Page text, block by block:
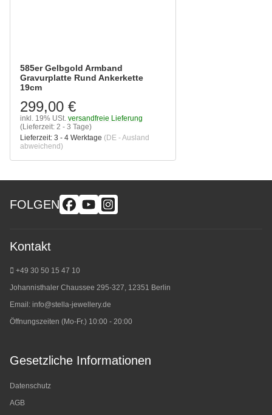
585er Gelbgold Armband
Gravurplatte Rund Ankerkette
19cm
299,00 €
inkl. 19% USt. versandfreie Lieferung
(Lieferzeit: 2 - 3 Tage)
Lieferzeit: 3 - 4 Werktage (DE - Ausland
abweichend)
FOLGEN
Kontakt
+49 30 50 15 47 10
Johannisthaler Chaussee 295-327, 12351 Berlin
Email: info@stella-jewellery.de
Öffnungszeiten (Mo-Fr.) 10:00 - 20:00
Gesetzliche Informationen
Datenschutz
AGB